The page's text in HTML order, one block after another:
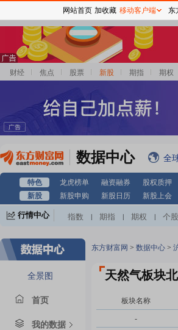
财经 焦点 股票 新股 期指 期权
数据中心 全
特色 龙虎榜单 融资融券 股权质押
新股
新股申购 新股日历 新股上会
行情中心 指数 期指 期权 个股
自选股
全景图
首页
我的数据
东方财富网 > 数据中心 >
天然气板块
板块名称
-
网站首页 加收藏 移动客户端 东